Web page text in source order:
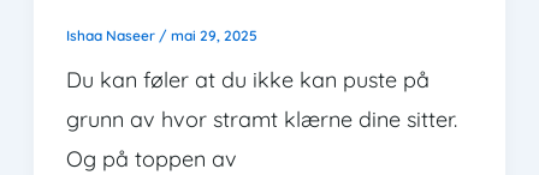
Ishaa Naseer / mai 29, 2025
Du kan føler at du ikke kan puste på
grunn av hvor stramt klærne dine sitter.
Og på toppen av